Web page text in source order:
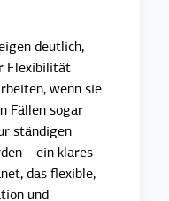
deutlich,
Flexibilität
wenn sie
Fällen sogar
ständigen
– ein klares
das flexible,
und